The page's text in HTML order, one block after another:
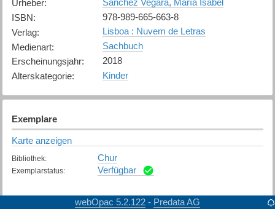
Urheber:
Sánchez Vegara, María Isabel
ISBN:
978-989-665-663-8
Verlag:
Lisboa : Nuvem de Letras
Medienart:
Sachbuch
Erscheinungsjahr:
2018
Alterskategorie: Kinder
Exemplare
Karte anzeigen
Bibliothek: Chur
Exemplarstatus: Verfügbar
webOpac 5.2.122 - Predata AG